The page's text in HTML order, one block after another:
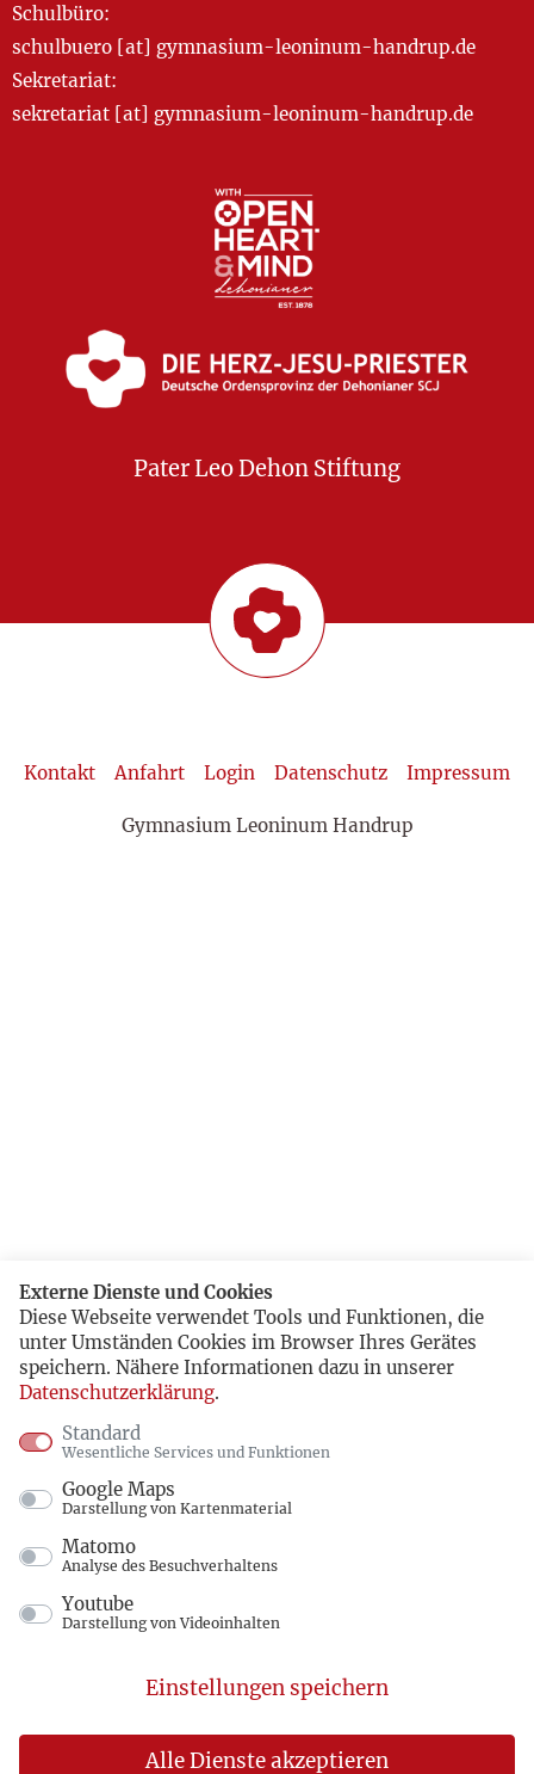
Schulbüro:
schulbuero [at] gymnasium-leoninum-handrup.de
Sekretariat:
sekretariat [at] gymnasium-leoninum-handrup.de
Pater Leo Dehon Stiftung
Kontakt Anfahrt Login Datenschutz Impressum
Gymnasium Leoninum Handrup
Externe Dienste und Cookies
Diese Webseite verwendet Tools und Funktionen, die
unter Umständen Cookies im Browser Ihres Gerätes
speichern. Nähere Informationen dazu in unserer
Datenschutzerklärung.
Standard
Wesentliche Services und Funktionen
Google Maps
Darstellung von Kartenmaterial
Matomo
Analyse des Besuchverhaltens
Youtube
Darstellung von Videoinhalten
Alle Dienste akzeptieren
Einstellungen speichern